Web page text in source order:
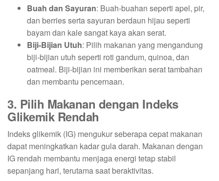
Buah dan Sayuran: Buah-buahan seperti apel, pir,
dan berries serta sayuran berdaun hijau seperti
bayam dan kale sangat kaya akan serat.
Biji-Bijian Utuh: Pilih makanan yang mengandung
biji-bijian utuh seperti roti gandum, quinoa, dan
oatmeal. Biji-bijian ini memberikan serat tambahan
dan membantu pencernaan.
3. Pilih Makanan dengan Indeks
Glikemik Rendah
Indeks glikemik (IG) mengukur seberapa cepat makanan
dapat meningkatkan kadar gula darah. Makanan dengan
IG rendah membantu menjaga energi tetap stabil
sepanjang hari, terutama saat beraktivitas.